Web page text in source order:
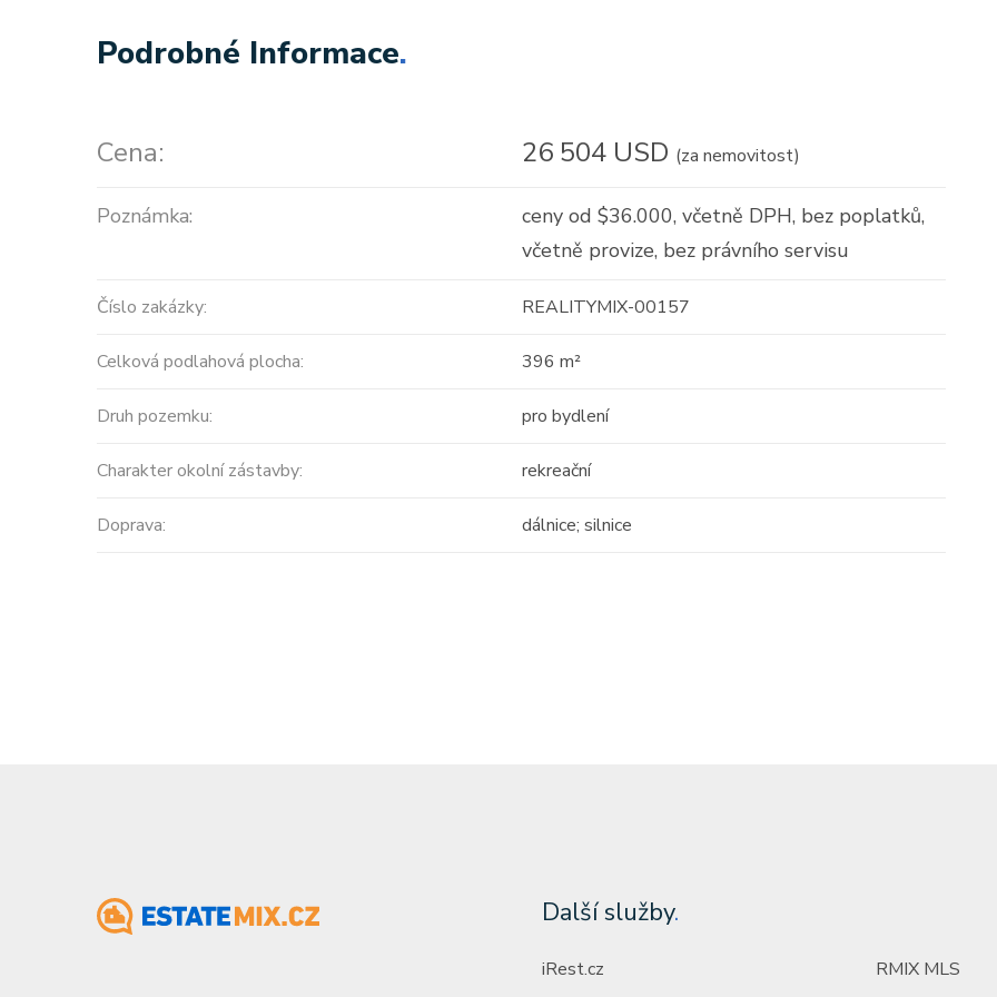
Podrobné Informace.
Cena: 26 504 USD (za nemovitost)
Poznámka:
ceny od $36.000, včetně DPH, bez poplatků,
včetně provize, bez právního servisu
Číslo zakázky: REALITYMIX-00157
Celková podlahová plocha: 396 m²
Druh pozemku: pro bydlení
Charakter okolní zástavby: rekreační
Doprava: dálnice; silnice
MODERNÍ APARTMÁNY o
střecha ...
Další služby.
iRest.cz
RMIX MLS